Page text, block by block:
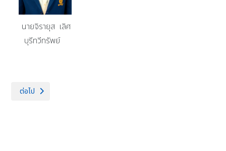
นายจิรายุส เลิศ
บุรีทวีทรัพย์
เนื้อหาถัดไป: กลุ่มสาระการเรียนรู้ภาษาต่างประเทศ
ต่อไป